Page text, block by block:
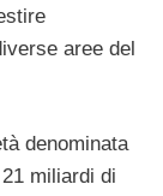
aree del
denominata
miliardi di